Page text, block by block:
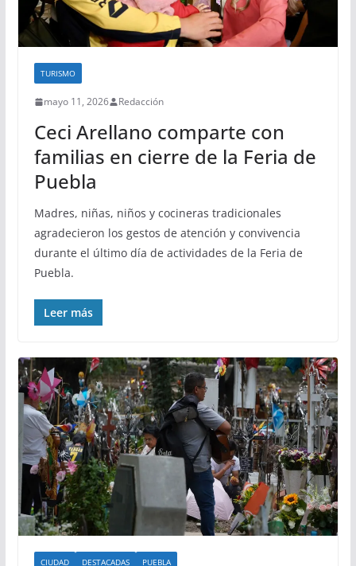
TURISMO
mayo 11, 2026 Redacción
Ceci Arellano comparte con
familias en cierre de la Feria de
Puebla
Madres, niñas, niños y cocineras tradicionales
agradecieron los gestos de atención y convivencia
durante el último día de actividades de la Feria de
Puebla.
Leer más
CIUDAD DESTACADAS PUEBLA